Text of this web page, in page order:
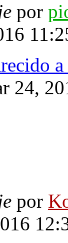
por
24,
por